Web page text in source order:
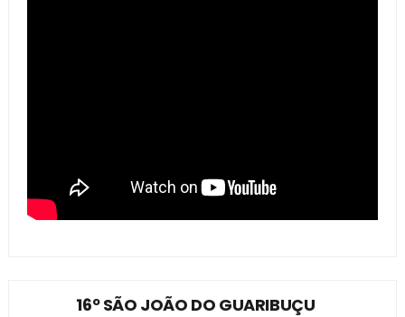
16º SÃO JOÃO DO GUARIBUÇU